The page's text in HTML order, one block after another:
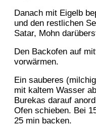
Danach mit Eigelb
und den restlichen
Satar, Mohn
Den Backofen auf
vorwärmen.
Ein sauberes
mit kaltem Wasser
Burekas darauf
Ofen schieben. Bei
25 min backen.